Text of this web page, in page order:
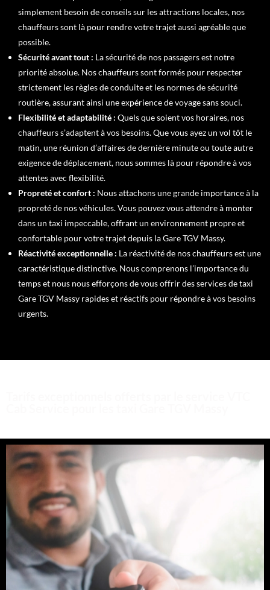
simplement besoin de conseils sur les attractions locales, nos
chauffeurs sont là pour rendre votre trajet aussi agréable que
possible.
Sécurité avant tout : La sécurité de nos passagers est notre
priorité absolue. Nos chauffeurs sont formés pour respecter
strictement les règles de conduite et les normes de sécurité
routière, assurant ainsi une expérience de voyage sans souci.
Flexibilité et adaptabilité : Quels que soient vos horaires, nos
chauffeurs s’adaptent à vos besoins. Que vous ayez un vol tôt le
matin, une réunion d’affaires de dernière minute ou toute autre
exigence de déplacement, nous sommes là pour répondre à vos
attentes avec flexibilité.
Propreté et confort : Nous attachons une grande importance à la
propreté de nos véhicules. Vous pouvez vous attendre à monter
dans un taxi impeccable, offrant un environnement propre et
confortable pour votre trajet depuis la Gare TGV Massy.
Réactivité exceptionnelle : La réactivité de nos chauffeurs est une
caractéristique distinctive. Nous comprenons l’importance du
temps et nous nous efforçons de vous offrir des services de taxi
Gare TGV Massy rapides et réactifs pour répondre à vos besoins
urgents.